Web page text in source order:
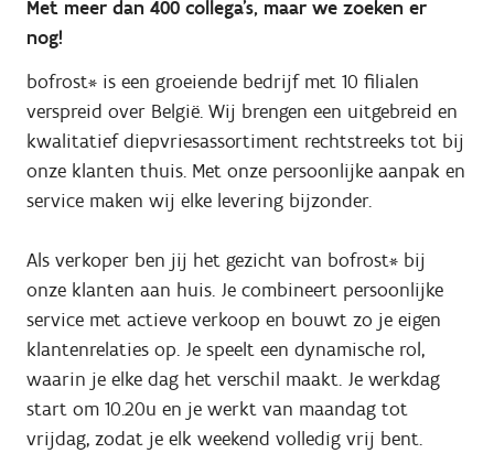
Met meer dan 400 collega’s, maar we zoeken er
nog!
bofrost* is een groeiende bedrijf met 10 filialen
verspreid over België. Wij brengen een uitgebreid en
kwalitatief diepvriesassortiment rechtstreeks tot bij
onze klanten thuis. Met onze persoonlijke aanpak en
service maken wij elke levering bijzonder.
Als verkoper ben jij het gezicht van bofrost* bij
onze klanten aan huis. Je combineert persoonlijke
service met actieve verkoop en bouwt zo je eigen
klantenrelaties op. Je speelt een dynamische rol,
waarin je elke dag het verschil maakt. Je werkdag
start om 10.20u en je werkt van maandag tot
vrijdag, zodat je elk weekend volledig vrij bent.